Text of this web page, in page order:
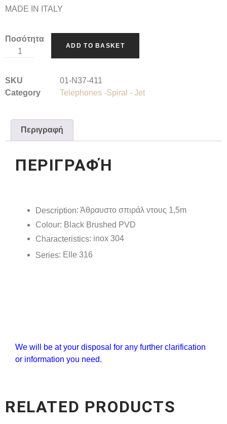
MADE IN ITALY
Ποσότητα
ADD TO BASKET
SKU
01-N37-411
Category
Telephones -Spiral - Jet
Περιγραφή
ΠΕΡΙΓΡΑΦΉ
Description: Άθραυστο σπιράλ ντους 1,5m
Colour: Black Brushed PVD
Characteristics: inox 304
Series: Elle 316
We will be at your disposal for any further clarification
or information you need.
RELATED PRODUCTS